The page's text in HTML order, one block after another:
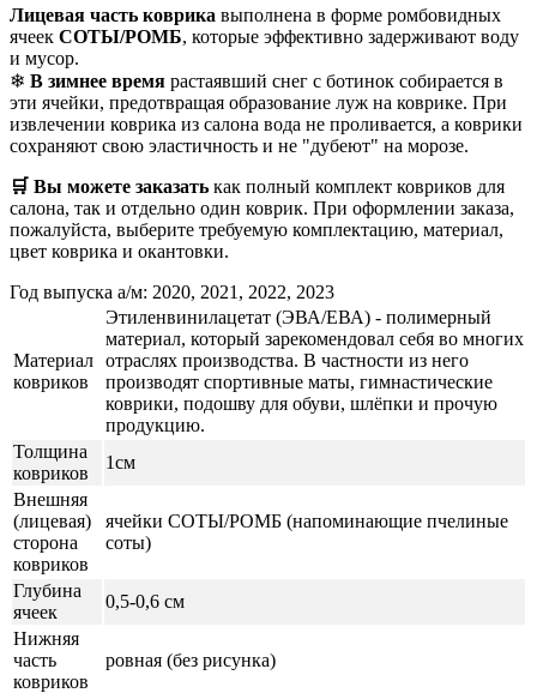
Лицевая часть коврика выполнена в форме ромбовидных
ячеек СОТЫ/РОМБ, которые эффективно задерживают воду
и мусор.
❄ В зимнее время растаявший снег с ботинок собирается в
эти ячейки, предотвращая образование луж на коврике. При
извлечении коврика из салона вода не проливается, а коврики
сохраняют свою эластичность и не "дубеют" на морозе.
🛒 Вы можете заказать как полный комплект ковриков для
салона, так и отдельно один коврик. При оформлении заказа,
пожалуйста, выберите требуемую комплектацию, материал,
цвет коврика и окантовки.
Год выпуска а/м: 2020, 2021, 2022, 2023
Материал
ковриков
Этиленвинилацетат (ЭВА/ЕВА) - полимерный
материал, который зарекомендовал себя во многих
отраслях производства. В частности из него
производят спортивные маты, гимнастические
коврики, подошву для обуви, шлёпки и прочую
продукцию.
Толщина
ковриков
1см
Внешняя
(лицевая)
сторона
ковриков
ячейки СОТЫ/РОМБ (напоминающие пчелиные
соты)
Глубина
ячеек
0,5-0,6 см
Нижняя
часть
ковриков
ровная (без рисунка)